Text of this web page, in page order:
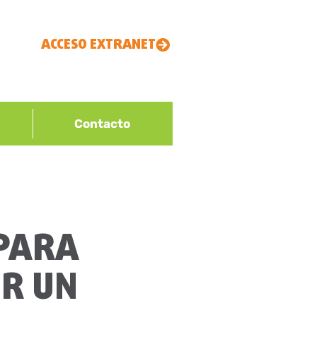
ACCESO EXTRANET
Contacto
UN